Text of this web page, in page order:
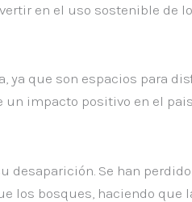
en el uso sostenible de
que son espacios para
impacto positivo en el
Se han
los bosques, haciendo que